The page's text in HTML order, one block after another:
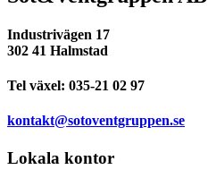
Industrivägen 17
302 41 Halmstad
Tel växel: 035-21 02 97
kontakt@sotoventgruppen.se
Lokala kontor